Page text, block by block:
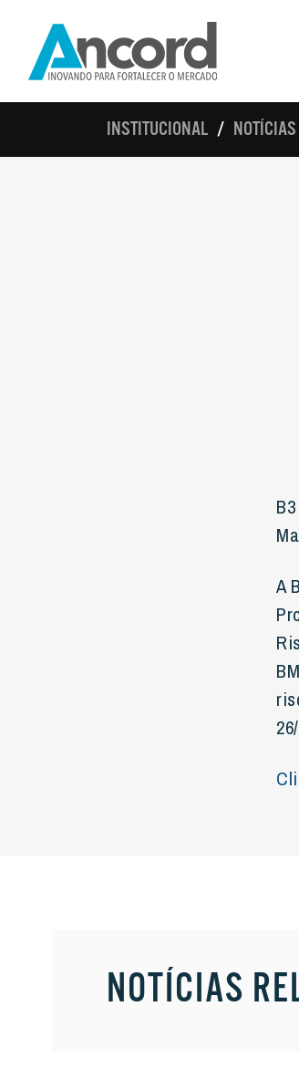
INSTITUCIONAL NOTÍCIAS
A
NOTÍCIAS